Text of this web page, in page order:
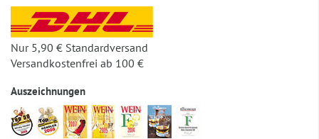
Nur 5,90 € Standardversand
Versandkostenfrei ab 100 €
Auszeichnungen